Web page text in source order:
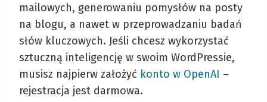
mailowych, generowaniu pomysłów na posty
na blogu, a nawet w przeprowadzaniu badań
słów kluczowych. Jeśli chcesz wykorzystać
sztuczną inteligencję w swoim WordPressie,
musisz najpierw założyć konto w OpenAI –
rejestracja jest darmowa.